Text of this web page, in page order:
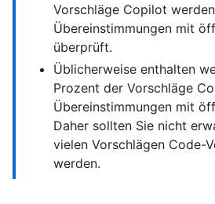
Vorschläge Copilot
Übereinstimmungen mit
überprüft.
Üblicherweise enthalten
Prozent der Vorschläge
Übereinstimmungen mit
Daher sollten Sie nicht
vielen Vorschlägen Code-
werden.